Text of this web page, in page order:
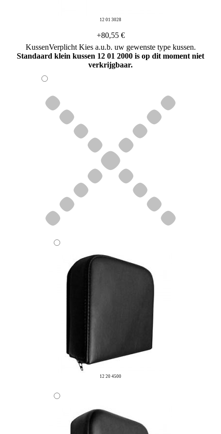
12 01 3028
+80,55 €
KussenVerplicht Kies a.u.b. uw gewenste type kussen.
Standaard klein kussen 12 01 2000 is op dit moment niet
verkrijgbaar.
12 20 4500